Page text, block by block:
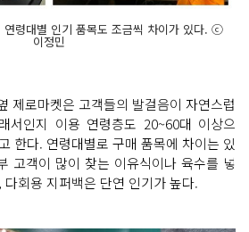
연령대별 인기 품목도 조금씩 차이가 있다. ⓒ
이정민
제로마켓은 고객들의 발걸음이 자연스럽
서인지 이용 연령층도 20~60대 이상으
한다. 연령대별로 구매 품목에 차이는 있
고객이 많이 찾는 이유식이나 육수를 넣
회용 지퍼백은 단연 인기가 높다.